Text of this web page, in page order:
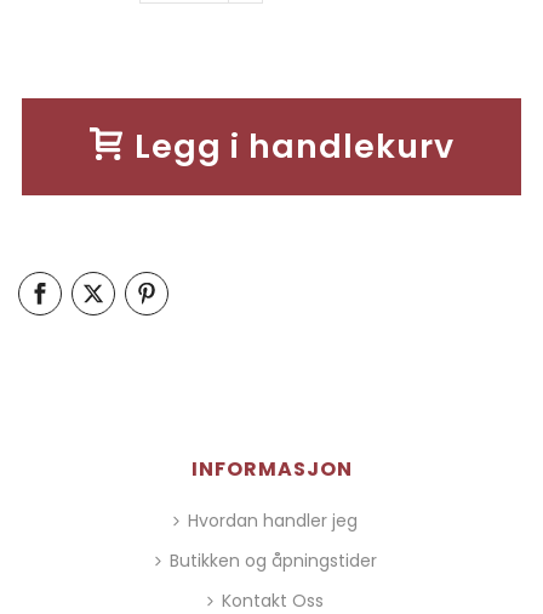
Legg i handlekurv
INFORMASJON
Hvordan handler jeg
Butikken og åpningstider
Kontakt Oss